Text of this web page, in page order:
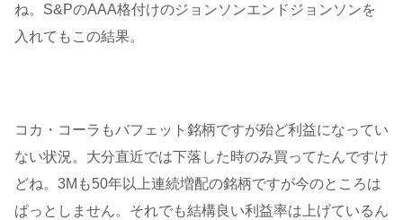
ね。S&PのAAA格付けのジョンソンエンドジョンソンを
入れてもこの結果。
コカ・コーラもバフェット銘柄ですが殆ど利益になってい
ない状況。大分直近では下落した時のみ買ってたんですけ
どね。3Mも50年以上連続増配の銘柄ですが今のところは
ぱっとしません。それでも結構良い利益率は上げているん